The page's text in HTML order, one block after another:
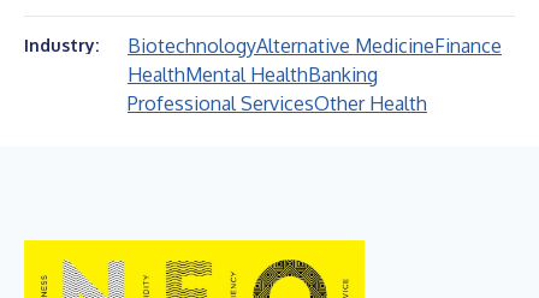
Industry: BiotechnologyAlternative MedicineFinance
HealthMental HealthBanking
Professional ServicesOther Health